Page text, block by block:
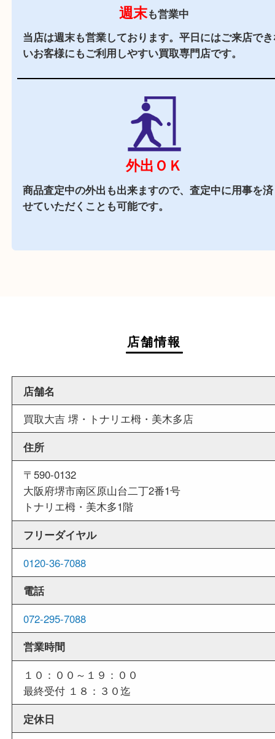
駐車場
施設駐車場
（ご成約のお客様には駐車サービスがございま
商業施設
週末も営業中
当店は週末も営業しております。平日にはご来店
いお客様にもご利用しやすい買取専門店です。
外出ＯＫ
商品査定中の外出も出来ますので、査定中に用事
せていただくことも可能です。